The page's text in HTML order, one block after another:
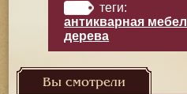
теги:
антикварная
дерева
Вы смотрели